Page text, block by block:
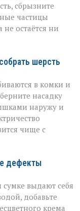
сбрызните
частицы
остаётся ни
шерсть
в комки и
насадку
наружу и
чище с
дефекты
выдают себя
добавьте
крема